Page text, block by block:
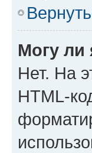
Могу ли
Нет. На
HTML-